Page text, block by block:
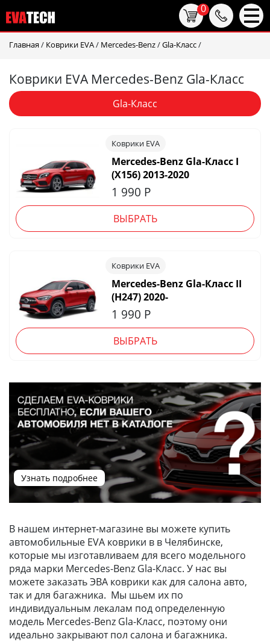
Главная / Коврики EVA/ Mercedes-Benz/Gla-Класс/
Коврики EVA Mercedes-Benz Gla-Класс
Gla-Класс
Коврики EVA
Mercedes-Benz Gla-Класс I
(X156) 2013-2020
1 990 Р
ВЫБРАТЬ
Коврики EVA
Mercedes-Benz Gla-Класс II
(H247) 2020-
1 990 Р
ВЫБРАТЬ
Узнать подробнее
В нашем интернет-магазине вы можете купить
автомобильные EVA коврики в в Челябинске,
которые мы изготавливаем для всего модельного
ряда марки Mercedes-Benz Gla-Класс. У нас вы
можете заказать ЭВА коврики как для салона авто,
так и для багажника. Мы шьем их по
индивидуальным лекалам под определенную
модель Mercedes-Benz Gla-Класс, поэтому они
идеально закрывают пол салона и багажника.
0